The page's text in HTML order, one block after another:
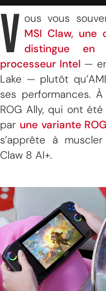
V ous vous
MSI Claw, une
distingue
processeur Intel —
Lake — plutôt
ses performances. À
ROG Ally, qui ont
par une variante
s’apprête à
Claw 8 AI+.